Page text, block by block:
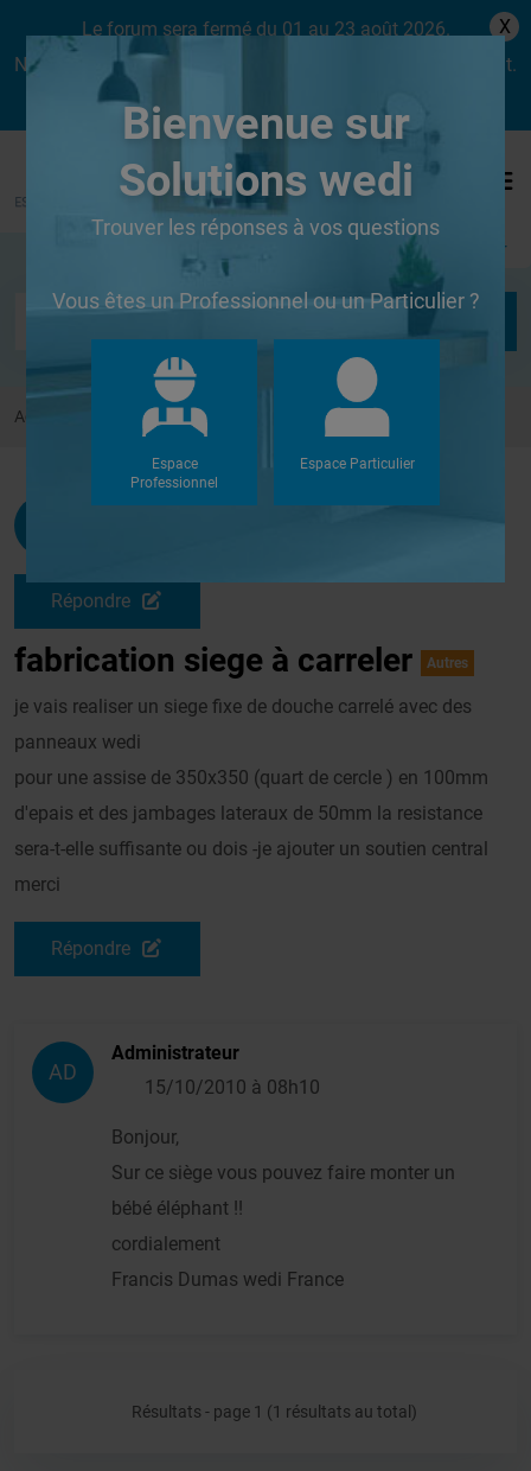
Le forum sera fermé du 01 au 23 août 2026.
Nous aurons le plaisir de vous retrouver dès le lundi 24 août.
X
Se connecter
Accueil Forums Autres fabrication siege à carreler
Gallo
Répondre
fabrication siege à carreler Autres
je vais realiser un siege fixe de douche carrelé avec des
panneaux wedi
pour une assise de 350x350 (quart de cercle ) en 100mm
d'epais et des jambages lateraux de 50mm la resistance
sera-t-elle suffisante ou dois -je ajouter un soutien central
merci
Répondre
AD
Administrateur
15/10/2010 à 08h10
Bonjour,
Sur ce siège vous pouvez faire monter un
bébé éléphant !!
cordialement
Francis Dumas wedi France
Résultats - page 1 (1 résultats au total)
Bienvenue sur
Solutions wedi
Trouver les réponses à vos questions
Vous êtes un Professionnel ou un Particulier ?
Espace
Professionnel
Espace Particulier